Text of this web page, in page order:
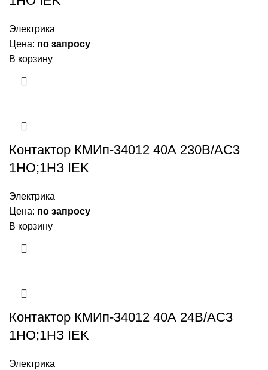
Электрика
Цена: по запросу
В корзину
Контактор КМИп-34012 40А 230В/АС3
1НО;1НЗ IEK
Электрика
Цена: по запросу
В корзину
Контактор КМИп-34012 40А 24В/АС3
1НО;1НЗ IEK
Электрика